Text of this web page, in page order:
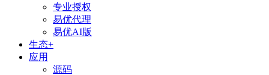
专业授权
易优代理
易优AI版
生态+
应用
源码